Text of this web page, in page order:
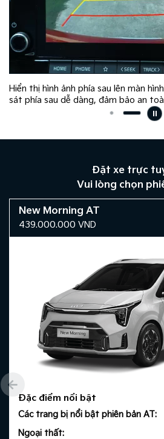
Hiển thị hình ảnh phía sau lên màn
sát phía sau dễ dàng, đảm bảo an
Đặt xe trực
Vui lòng chọn
New Morning AT
439.000.000 VND
Đặc điểm nổi bật
Các trang bị nổi bật phiên bản AT:
Ngoại thất: